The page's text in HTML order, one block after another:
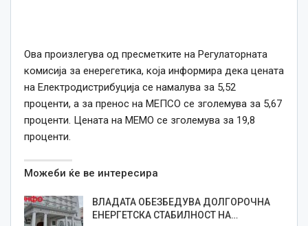
Ова произлегува од пресметките на Регулаторната
комисија за енерегетика, која информира дека цената
на Електродистрибуција се намалува за 5,52
проценти, а за пренос на МЕПСО се зголемува за 5,67
проценти. Цената на МЕМО се зголемува за 19,8
проценти.
Можеби ќе ве интересира
ВЛАДАТА ОБЕЗБЕДУВА ДОЛГОРОЧНА
ЕНЕРГЕТСКА СТАБИЛНОСТ НА…